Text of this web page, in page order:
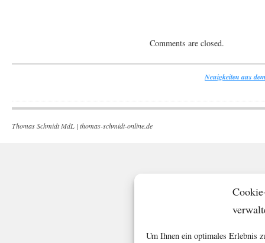
Um Ihnen ein optimales Erlebnis
Comments are closed.
Neuigkeiten aus
Thomas Schmidt MdL | thomas-schmidt-online.de